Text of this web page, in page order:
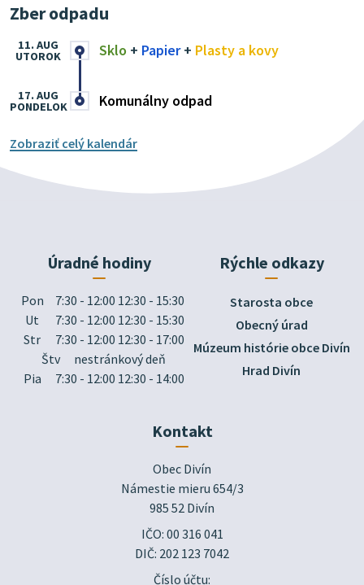
Zber odpadu
Sklo + Papier+ Plasty a kovy
11. AUG
UTOROK
Komunálny odpad
17. AUG
PONDELOK
Zobraziť celý kalendár
Úradné hodiny
Pon
7:30 - 12:00 12:30 - 15:30
Ut
7:30 - 12:00 12:30 - 15:30
Str
7:30 - 12:00 12:30 - 17:00
Štv
nestránkový deň
Pia
7:30 - 12:00 12:30 - 14:00
Rýchle odkazy
Starosta obce
Obecný úrad
Múzeum histórie obce Divín
Hrad Divín
Kontakt
Obec Divín
Námestie mieru 654/3
985 52 Divín
IČO: 00 316 041
DIČ: 202 123 7042
Číslo účtu: